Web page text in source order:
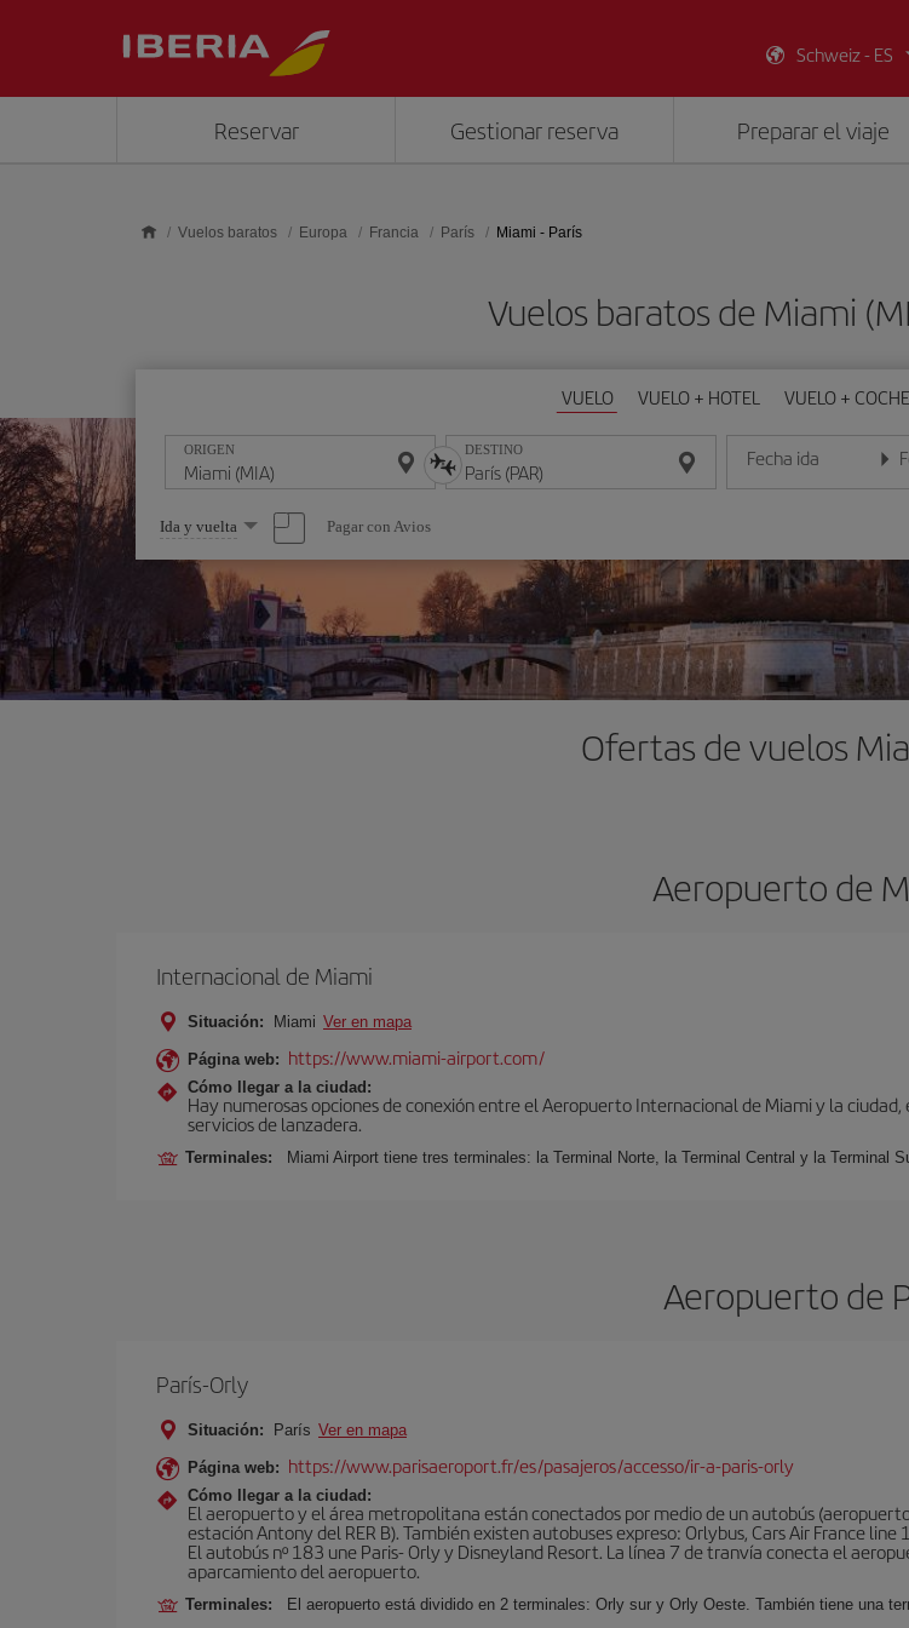
Schweiz - ES
Reservar Gestionar reserva Preparar el viaje
Vuelos baratos Europa Francia París Miami - París
Vuelos baratos de Miami
VUELO VUELO + HOTEL VUELO + COCHE
ORIGEN DESTINO Fecha ida
Introduce la fecha en
Seleccione
una
opción
Ida y vuelta Pagar con Avios
Ofertas de vuelos
Aeropuerto de
Internacional de Miami
Situación: Miami Ver en mapa
Página web: https://www.miami-airport.com/
Cómo llegar a la ciudad:
Hay numerosas opciones de conexión entre el Aeropuerto Internacional de Miami y la
servicios de lanzadera.
Terminales: Miami Airport tiene tres terminales: la Terminal Norte, la Terminal Central y la Terminal
Aeropuerto de
París-Orly
Situación: París Ver en mapa
Página web: https://www.parisaeroport.fr/es/pasajeros/accesso/ir-a-paris-orly
Cómo llegar a la ciudad:
El aeropuerto y el área metropolitana están conectados por medio de un autobús
estación Antony del RER B). También existen autobuses expreso: Orlybus, Cars Air France
El autobús nº 183 une Paris- Orly y Disneyland Resort. La línea 7 de tranvía conecta el
aparcamiento del aeropuerto.
Terminales: El aeropuerto está dividido en 2 terminales: Orly sur y Orly Oeste. También tiene una